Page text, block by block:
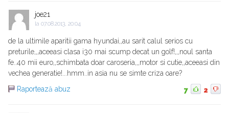
joe21
la 07.08.2013, 20:04
de la ultimile aparitii gama hyundai,,au sarit calul serios cu
preturile,,,aceeasi clasa i30 mai scump decat un golf!,,,noul santa
fe..40 mii euro,,schimbata doar caroseria,,,motor si cutie,,aceeasi din
vechea generatie!...hmm..in asia nu se simte criza oare?
Raportează abuz
7 2